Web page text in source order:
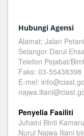
Hubungi Agensi
Alamat: Jalan
Selangor Darul
Telefon Pejabat/
Faks: 03-55438398
E-mel:
Penyelia Fasiliti
Juhaini Binti
Nurul Najwa Iliani